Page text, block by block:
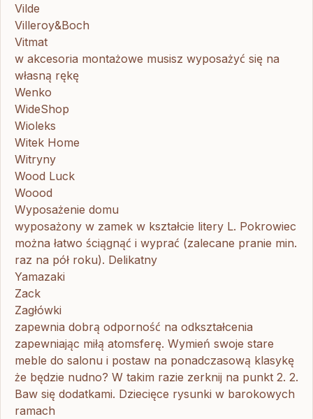
Vilde
Villeroy&Boch
Vitmat
w akcesoria montażowe musisz wyposażyć się na
własną rękę
Wenko
WideShop
Wioleks
Witek Home
Witryny
Wood Luck
Woood
Wyposażenie domu
wyposażony w zamek w kształcie litery L. Pokrowiec
można łatwo ściągnąć i wyprać (zalecane pranie min.
raz na pół roku). Delikatny
Yamazaki
Zack
Zagłówki
zapewnia dobrą odporność na odkształcenia
zapewniając miłą atomsferę. Wymień swoje stare
meble do salonu i postaw na ponadczasową klasykę
że będzie nudno? W takim razie zerknij na punkt 2. 2.
Baw się dodatkami. Dziecięce rysunki w barokowych
ramach